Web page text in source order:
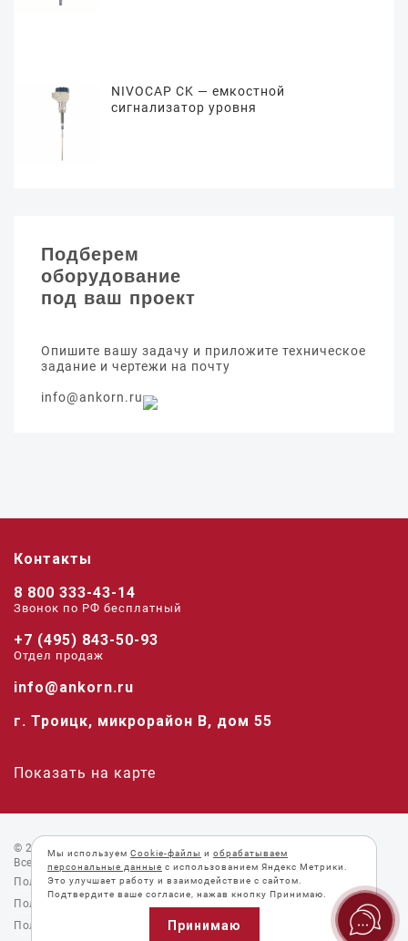
NIVOCAP CK — емкостной
сигнализатор уровня
Подберем
оборудование
под ваш проект
Опишите вашу задачу и приложите техническое
задание и чертежи на почту
info@ankorn.ru
Контакты
8 800 333-43-14
Звонок по РФ беcплатный
+7 (495) 843-50-93
Отдел продаж
info@ankorn.ru
г. Троицк, микрорайон В, дом 55
Показать на карте
© 2026 «Анкорн».
Все права защищены.
Пользовательское соглашение
Политика конфиденциальности
Политика Cookie
Мы используем Cookie-файлы и обрабатываем
персональные данные с использованием Яндекс Метрики.
Это улучшает работу и взаимодействие с сайтом.
Подтвердите ваше согласие, нажав кнопку Принимаю.
Принимаю